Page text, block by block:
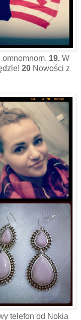
omnomnom. 19. W
20 Nowości z
telefon od Nokia